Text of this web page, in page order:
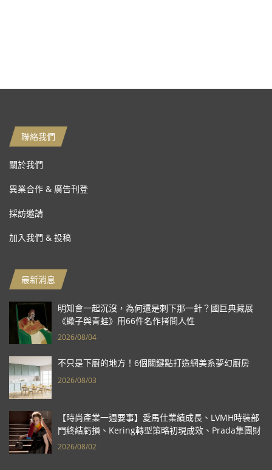
聯絡我們
關於我們
異業合作 & 廣告刊登
採訪邀請
加入我們 & 投稿
最新消息
明知會一起沉沒，為何還是刺下那一針？國巨典藏展
《蠍子與青蛙》用66件名作拷問人性
2026/08/04
不只是下廚的地方！6個關鍵點打造網美系夢幻廚房
2026/08/03
【時尚產業一週要事】愛馬仕業績成長、LVMH時裝部
門終結虧損、Kering轉型策略初現成效、Prada集團財
報亮眼
2026/08/02